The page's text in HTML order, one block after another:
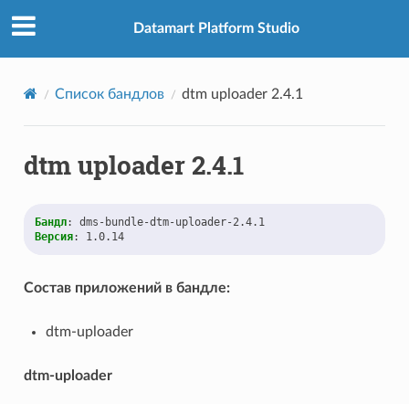
Datamart Platform Studio
Список бандлов dtm uploader 2.4.1
dtm uploader 2.4.1
Бандл:
dms-bundle-dtm-uploader-2.4.1
Версия: 1.0.14
Состав приложений в бандле:
dtm-uploader
dtm-uploader